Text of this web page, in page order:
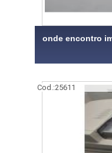
onde encontro
Cod.:25611